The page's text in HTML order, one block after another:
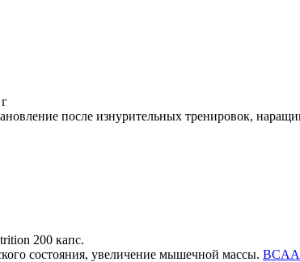
после изнурительных тренировок,
200 капс.
состояния, увеличение мышечной массы. BCAA